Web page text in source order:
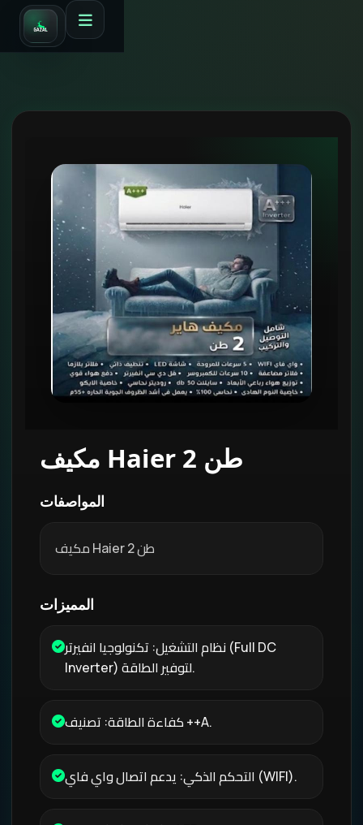
مكيف Haier 2 طن
المواصفات
مكيف Haier 2 طن
المميزات
نظام التشغيل: تكنولوجيا انفيرتر (Full DC
Inverter) لتوفير الطاقة.
كفاءة الطاقة: تصنيف ++A.
التحكم الذكي: يدعم اتصال واي فاي (WIFI).